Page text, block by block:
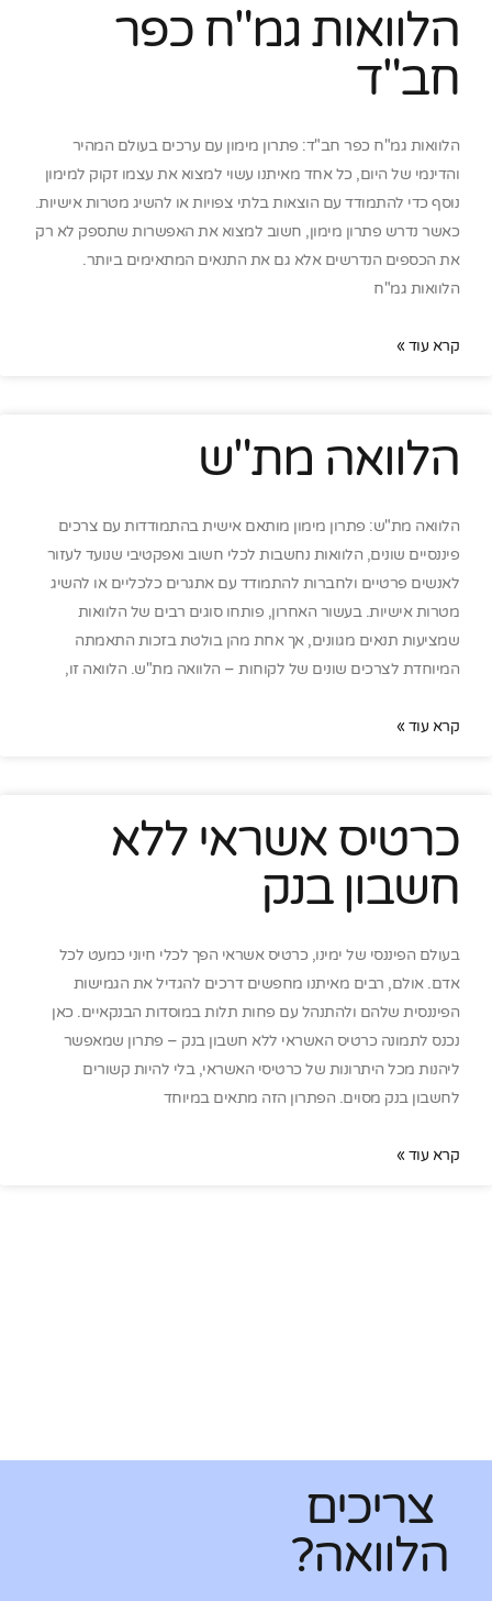
הלוואות גמ"ח כפר
חב"ד
הלוואות גמ"ח כפר חב"ד: פתרון מימון עם ערכים בעולם המהיר
והדינמי של היום, כל אחד מאיתנו עשוי למצוא את עצמו זקוק למימון
נוסף כדי להתמודד עם הוצאות בלתי צפויות או להשיג מטרות אישיות.
כאשר נדרש פתרון מימון, חשוב למצוא את האפשרות שתספק לא רק
את הכספים הנדרשים אלא גם את התנאים המתאימים ביותר.
הלוואות גמ"ח
קרא עוד »
הלוואה מת"ש
הלוואה מת"ש: פתרון מימון מותאם אישית בהתמודדות עם צרכים
פיננסיים שונים, הלוואות נחשבות לכלי חשוב ואפקטיבי שנועד לעזור
לאנשים פרטיים ולחברות להתמודד עם אתגרים כלכליים או להשיג
מטרות אישיות. בעשור האחרון, פותחו סוגים רבים של הלוואות
שמציעות תנאים מגוונים, אך אחת מהן בולטת בזכות התאמתה
המיוחדת לצרכים שונים של לקוחות – הלוואה מת"ש. הלוואה זו,
קרא עוד »
כרטיס אשראי ללא
חשבון בנק
בעולם הפיננסי של ימינו, כרטיס אשראי הפך לכלי חיוני כמעט לכל
אדם. אולם, רבים מאיתנו מחפשים דרכים להגדיל את הגמישות
הפיננסית שלהם ולהתנהל עם פחות תלות במוסדות הבנקאיים. כאן
נכנס לתמונה כרטיס האשראי ללא חשבון בנק – פתרון שמאפשר
ליהנות מכל היתרונות של כרטיסי האשראי, בלי להיות קשורים
לחשבון בנק מסוים. הפתרון הזה מתאים במיוחד
קרא עוד »
צריכים
הלוואה?